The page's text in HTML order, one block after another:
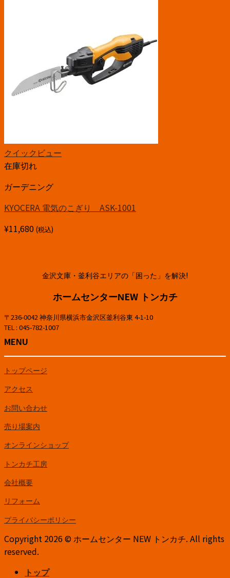
クイックビュー
在庫切れ
ガーデニング
KYOCERA 電気のこぎり ASK-1001
¥11,680 (税込)
金沢文庫・釜利谷エリアの「困った」を解決!
ホームセンターNEW トンカチ
〒236-0042 神奈川県横浜市金沢区釜利谷東 4-1-10
TEL : 045-782-1007
MENU
トップページ
アクセス
お問い合わせ
売り場案内
オンラインショップ
トンカチ工房
会社概要
リフォーム
プライバシーポリシー
Copyright 2026 © ホームセンター NEW トンカチ. All rights
reserved.
トップ